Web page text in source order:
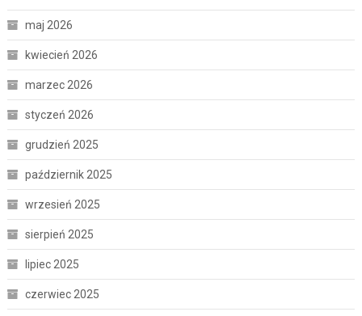
maj 2026
kwiecień 2026
marzec 2026
styczeń 2026
grudzień 2025
październik 2025
wrzesień 2025
sierpień 2025
lipiec 2025
czerwiec 2025